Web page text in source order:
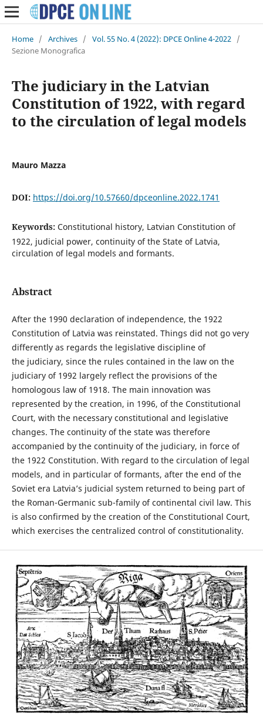
Home / Archives / Vol. 55 No. 4 (2022): DPCE Online 4-2022 /
Sezione Monografica
The judiciary in the Latvian
Constitution of 1922, with regard
to the circulation of legal models
Mauro Mazza
DOI: https://doi.org/10.57660/dpceonline.2022.1741
Keywords: Constitutional history, Latvian Constitution of
1922, judicial power, continuity of the State of Latvia,
circulation of legal models and formants.
Abstract
After the 1990 declaration of independence, the 1922
Constitution of Latvia was reinstated. Things did not go very
differently as regards the legislative discipline of
the judiciary, since the rules contained in the law on the
judiciary of 1992 largely reflect the provisions of the
homologous law of 1918. The main innovation was
represented by the creation, in 1996, of the Constitutional
Court, with the necessary constitutional and legislative
changes. The continuity of the state was therefore
accompanied by the continuity of the judiciary, in force of
the 1922 Constitution. With regard to the circulation of legal
models, and in particular of formants, after the end of the
Soviet era Latvia’s judicial system returned to being part of
the Roman-Germanic sub-family of continental civil law. This
is also confirmed by the creation of the Constitutional Court,
which exercises the centralized control of constitutionality.